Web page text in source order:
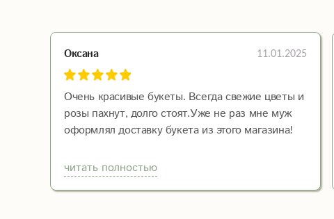
Оксана 11.01.2025
Очень красивые букеты. Всегда свежие цветы и
розы пахнут, долго стоят.Уже не раз мне муж
оформлял доставку букета из этого магазина!
читать полностью